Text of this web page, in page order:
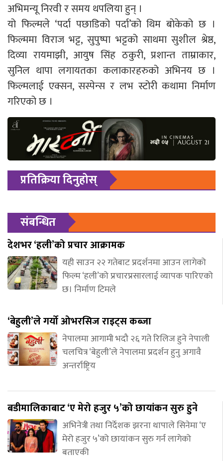
अभिमन्यू निरवी र समय थपलिया हुन् ।
यो फिल्मले ‘पर्दा पछाडिको पर्दा’को थिम बोकेको छ ।
फिल्ममा विराज भट्ट, सुपुष्पा भट्टको साथमा सुशील श्रेष्ठ,
दिव्या रायमाझी, आयुष सिंह ठकुरी, प्रशान्त ताम्राकार,
सुनिल थापा लगायतका कलाकारहरुको अभिनय छ ।
फिल्मलाई एक्सन, सस्पेन्स र लभ स्टोरी कथामा निर्माण
गरिएको छ ।
प्रतिक्रिया दिनुहोस्
संबन्धित
देशभर ‘हली’को प्रचार आक्रामक
यही साउन २२ गतेबाट प्रदर्शनमा आउन लागेको
फिल्म ‘हली’को प्रचारप्रसारलाई व्यापक पारिएको
छ। निर्माण टिमले
‘बेहुली’ले गर्यो ओभरसिज राइट्स कब्जा
नेपालमा आगामी भदौ २६ गते रिलिज हुने नेपाली
चलचित्र ‘बेहुली’ले नेपालमा प्रदर्शन हुनु अगावै
अन्तर्राष्ट्रिय
बडीमालिकाबाट ‘ए मेरो हजुर ५’को छायांकन सुरु हुने
अभिनेत्री तथा निर्देशक झरना थापाले सिनेमा ‘ए
मेरो हजुर ५’को छायांकन सुरु गर्न लागेको
बताएकी